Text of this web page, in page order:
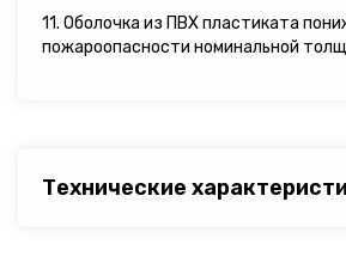
11. Оболочка из ПВХ пластиката
пожароопасности номинальной
Технические